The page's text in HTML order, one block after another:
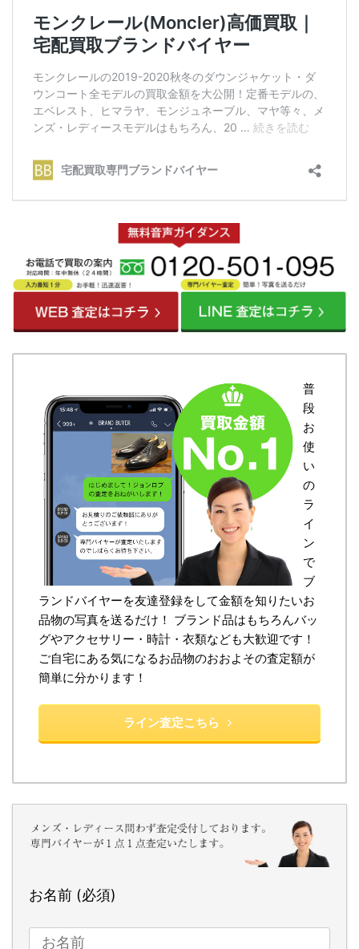
普
段
お
使
い
の
ラ
イ
ン
で
ブ
ランドバイヤーを友達登録をして金額を知りたいお
品物の写真を送るだけ！ ブランド品はもちろんバッ
グやアクセサリー・時計・衣類なども大歓迎です！
ご自宅にある気になるお品物のおおよその査定額が
簡単に分かります！
ライン査定こちら
お名前 (必須)